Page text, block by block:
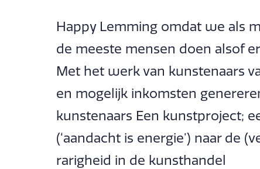
Happy Lemming omdat we als
de meeste mensen doen alsof
Met het werk van kunstenaars
en mogelijk inkomsten
kunstenaars Een kunstproject;
(‘aandacht is energie’) naar de
rarigheid in de kunsthandel